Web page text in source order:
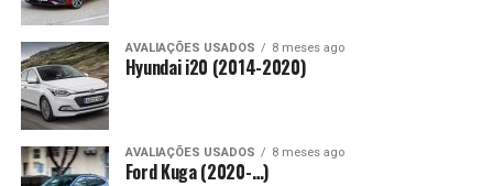
AVALIAÇÕES USADOS 8 meses ago
Hyundai i20 (2014-2020)
AVALIAÇÕES USADOS 8 meses ago
Ford Kuga (2020-…)